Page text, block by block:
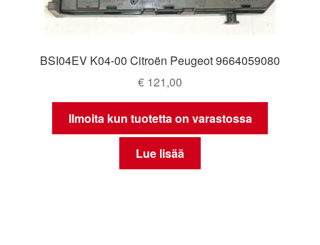
BSI04EV K04-00 Citroën Peugeot 9664059080
€ 121,00
Ilmoita kun tuotetta on varastossa
Lue lisää